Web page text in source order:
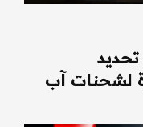
لشحنات آب